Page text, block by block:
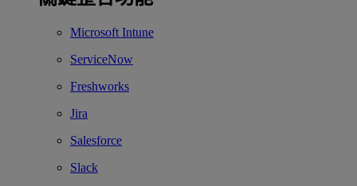
Microsoft Intune
ServiceNow
Freshworks
Jira
Salesforce
Slack